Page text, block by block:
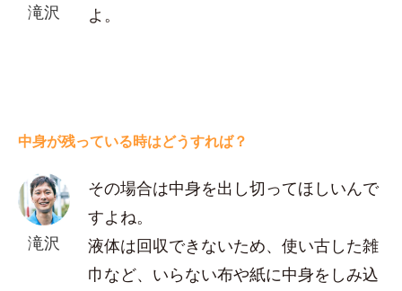
滝沢
よ。
中身が残っている時はどうすれば？
滝沢
その場合は中身を出し切ってほしいんで
すよね。
液体は回収できないため、使い古した雑
巾など、いらない布や紙に中身をしみ込